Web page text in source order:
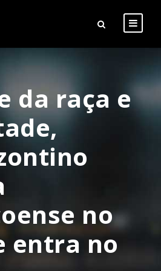
da raça e
no
entra no